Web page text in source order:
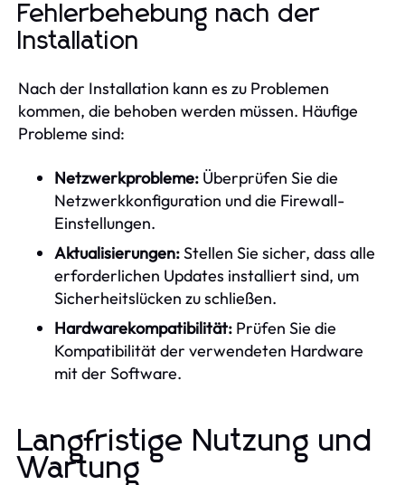
Fehlerbehebung nach der
Installation
Nach der Installation kann es zu Problemen
kommen, die behoben werden müssen. Häufige
Probleme sind:
Netzwerkprobleme: Überprüfen Sie die
Netzwerkkonfiguration und die Firewall-
Einstellungen.
Aktualisierungen:Stellen Sie sicher, dass alle
erforderlichen Updates installiert sind, um
Sicherheitslücken zu schließen.
Hardwarekompatibilität: Prüfen Sie die
Kompatibilität der verwendeten Hardware
mit der Software.
Langfristige Nutzung und
Wartung